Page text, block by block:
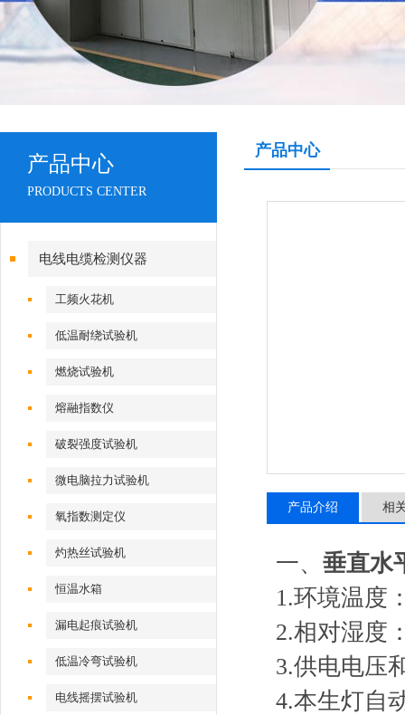
产品中心
PRODUCTS CENTER
电线电缆检测仪器
工频火花机
低温耐绕试验机
燃烧试验机
熔融指数仪
破裂强度试验机
微电脑拉力试验机
氧指数测定仪
灼热丝试验机
恒温水箱
漏电起痕试验机
低温冷弯试验机
电线摇摆试验机
产品中心
产品介绍 相
一、 垂直水
1.环境温度
2.相对湿度
3.供电电
4.本生灯自